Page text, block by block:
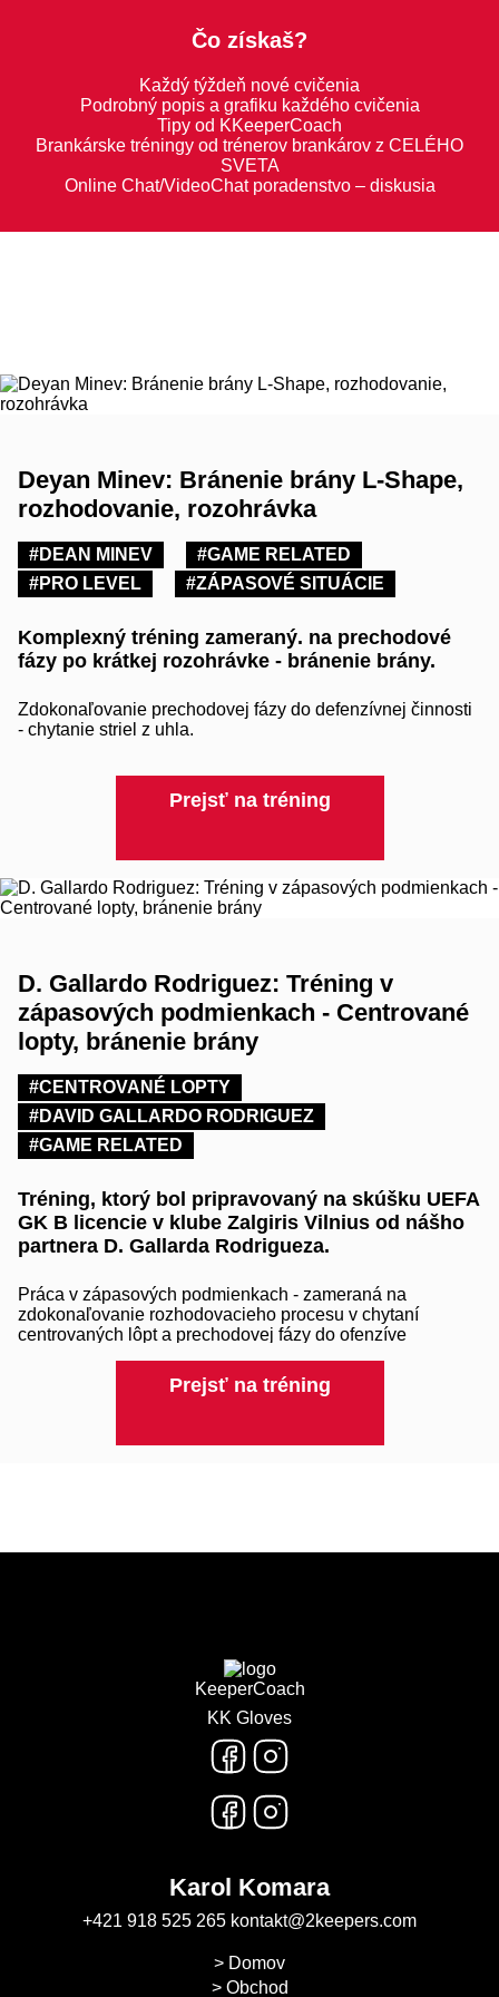
Čo získaš?
Každý týždeň nové cvičenia
Podrobný popis a grafiku každého cvičenia
Tipy od KKeeperCoach
Brankárske tréningy od trénerov brankárov z CELÉHO
SVETA
Online Chat/VideoChat poradenstvo – diskusia
Deyan Minev: Bránenie brány L-Shape,
rozhodovanie, rozohrávka
#DEAN MINEV
#GAME RELATED
#PRO LEVEL
#ZÁPASOVÉ SITUÁCIE
Komplexný tréning zameraný. na prechodové
fázy po krátkej rozohrávke - bránenie brány.
Zdokonaľovanie prechodovej fázy do defenzívnej činnosti
- chytanie striel z uhla.
Prejsť na tréning
D. Gallardo Rodriguez: Tréning v
zápasových podmienkach - Centrované
lopty, bránenie brány
#CENTROVANÉ LOPTY
#DAVID GALLARDO RODRIGUEZ
#GAME RELATED
Tréning, ktorý bol pripravovaný na skúšku UEFA
GK B licencie v klube Zalgiris Vilnius od nášho
partnera D. Gallarda Rodrigueza.
Práca v zápasových podmienkach - zameraná na
zdokonaľovanie rozhodovacieho procesu v chytaní
centrovaných lôpt a prechodovej fázy do ofenzíve
Prejsť na tréning
KeeperCoach
KK Gloves
Karol Komara
+421 918 525 265 kontakt@2keepers.com
Domov
Obchod